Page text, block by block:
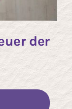
der